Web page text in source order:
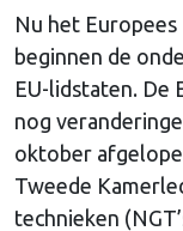
Nu het
beginnen de
EU-lidstaten. De
nog
oktober
Tweede
technieken